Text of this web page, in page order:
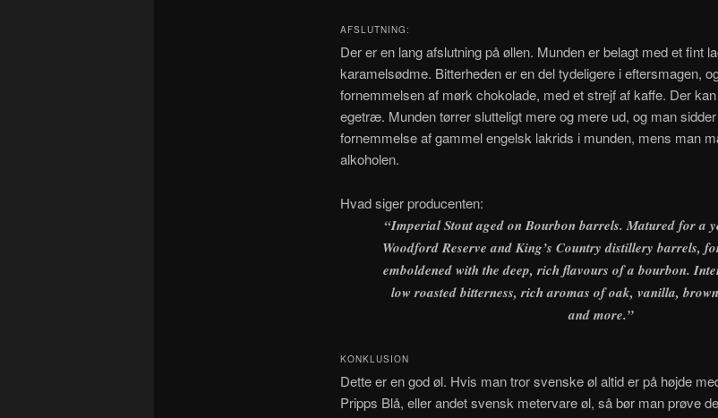
AFSLUTNING:
Der er en lang afslutning på øllen. Munden er belagt med et fint
karamelsødme. Bitterheden er en del tydeligere i eftersmagen,
fornemmelsen af mørk chokolade, med et strejf af kaffe. Der
egetræ. Munden tørrer slutteligt mere og mere ud, og man
fornemmelse af gammel engelsk lakrids i munden, mens man
alkoholen.
Hvad siger producenten:
“Imperial Stout aged on Bourbon barrels. Matured for a
Woodford Reserve and King’s Country distillery barrels,
emboldened with the deep, rich flavours of a bourbon.
low roasted bitterness, rich aromas of oak, vanilla,
and more.”
KONKLUSION
Dette er en god øl. Hvis man tror svenske øl altid er på højde
Pripps Blå, eller andet svensk metervare øl, så bør man prøve